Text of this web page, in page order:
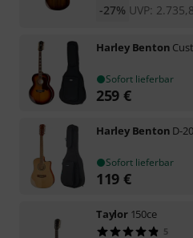
UVP:
-27%
Harley Benton
Sofort lieferbar
259 €
Harley Benton D-
Sofort lieferbar
119 €
Taylor 150ce
5